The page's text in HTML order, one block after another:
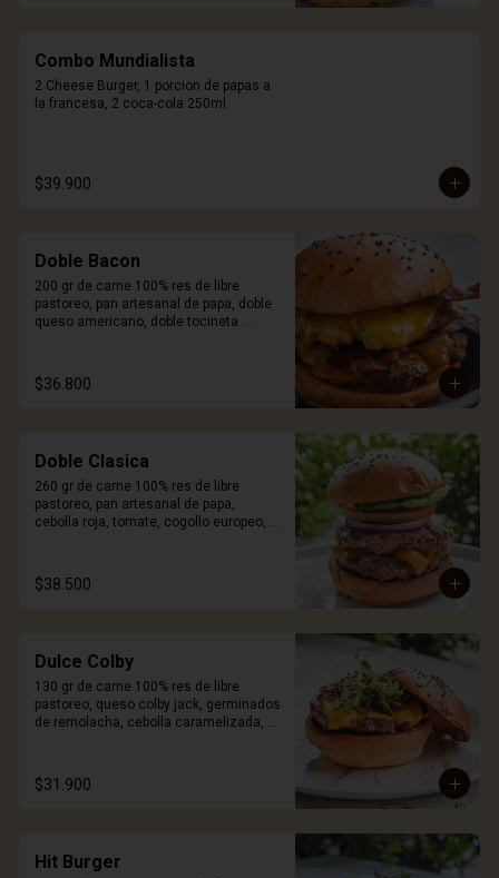
Combo Mundialista
2 Cheese Burger, 1 porcion de papas a
la francesa, 2 coca-cola 250ml
$39.900
Doble Bacon
200 gr de carne 100% res de libre
pastoreo, pan artesanal de papa, doble
queso americano, doble tocineta
$36.800
Doble Clasica
260 gr de carne 100% res de libre
pastoreo, pan artesanal de papa,
cebolla roja, tomate, cogollo europeo,
$38.500
Dulce Colby
130 gr de carne 100% res de libre
pastoreo, queso colby jack, germinados
de remolacha, cebolla caramelizada,
$31.900
Hit Burger